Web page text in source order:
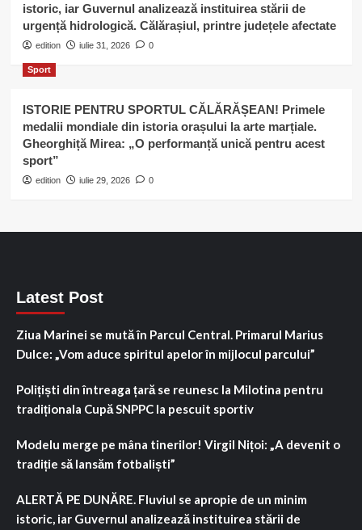
istoric, iar Guvernul analizează instituirea stării de
urgență hidrologică. Călărașiul, printre județele afectate
edition iulie 31, 2026 0
Sport
ISTORIE PENTRU SPORTUL CĂLĂRĂȘEAN! Primele
medalii mondiale din istoria orașului la arte marțiale.
Gheorghiță Mirea: „O performanță unică pentru acest
sport”
edition iulie 29, 2026 0
Latest Post
Ziua Marinei se mută în Parcul Central. Primarul Marius
Dulce: „Vom aduce spiritul apelor în mijlocul parcului”
Polițiști din întreaga țară se reunesc la Milotina pentru
tradiționala Cupă SNPPC la pescuit sportiv
Modelu merge pe mâna tinerilor! Virgil Nițoi: „A devenit o
tradiție să lansăm fotbaliști”
ALERTĂ PE DUNĂRE. Fluviul se apropie de un minim
istoric, iar Guvernul analizează instituirea stării de